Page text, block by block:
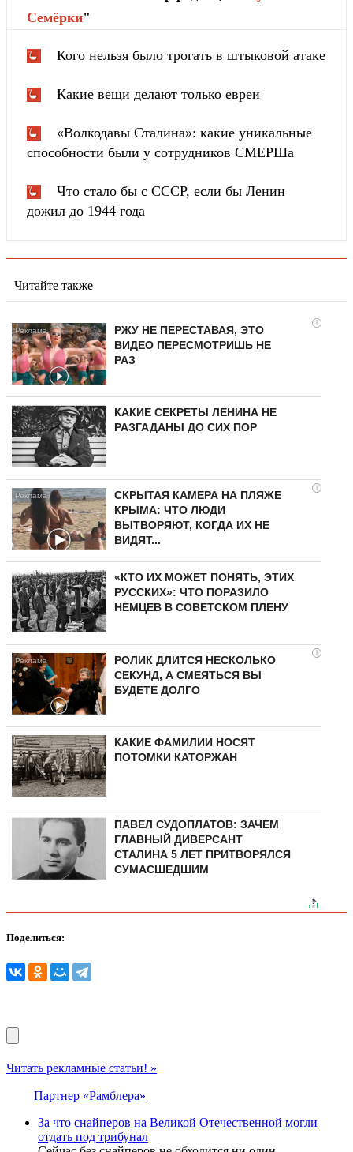
Cемёрки"
Кого нельзя было трогать в штыковой атаке
Какие вещи делают только евреи
«Волкодавы Сталина»: какие уникальные
способности были у сотрудников СМЕРШа
Что стало бы с СССР, если бы Ленин
дожил до 1944 года
Читайте также
i
РЖУ НЕ ПЕРЕСТАВАЯ, ЭТО
ВИДЕО ПЕРЕСМОТРИШЬ НЕ
РАЗ
КАКИЕ СЕКРЕТЫ ЛЕНИНА НЕ
РАЗГАДАНЫ ДО СИХ ПОР
i
СКРЫТАЯ КАМЕРА НА ПЛЯЖЕ
КРЫМА: ЧТО ЛЮДИ
ВЫТВОРЯЮТ, КОГДА ИХ НЕ
ВИДЯТ...
«КТО ИХ МОЖЕТ ПОНЯТЬ, ЭТИХ
РУССКИХ»: ЧТО ПОРАЗИЛО
НЕМЦЕВ В СОВЕТСКОМ ПЛЕНУ
i
РОЛИК ДЛИТСЯ НЕСКОЛЬКО
СЕКУНД, А СМЕЯТЬСЯ ВЫ
БУДЕТЕ ДОЛГО
КАКИЕ ФАМИЛИИ НОСЯТ
ПОТОМКИ КАТОРЖАН
ПАВЕЛ СУДОПЛАТОВ: ЗАЧЕМ
ГЛАВНЫЙ ДИВЕРСАНТ
СТАЛИНА 5 ЛЕТ ПРИТВОРЯЛСЯ
СУМАСШЕДШИМ
Поделиться:
Читать рекламные статьи! »
Партнер «Рамблера»
За что снайперов на Великой Отечественной могли
отдать под трибунал